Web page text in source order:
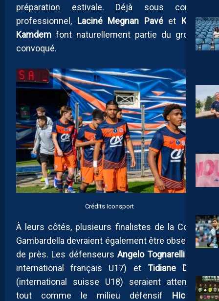
préparation estivale. Déjà sous contrat
professionnel, Laciné Megnan Pavéet Kevin
Kamdem font naturellement partie du groupe
convoqué.
Crédits Iconsport
À leurs côtés, plusieurs finalistes de la Coupe
Gambardella devraient également être observés
de près. Les défenseurs Angelo Tognarelli
international français U17) etTidiane Diallo
(international suisse U18) seraient attendus,
tout comme le milieu défensif Hichem